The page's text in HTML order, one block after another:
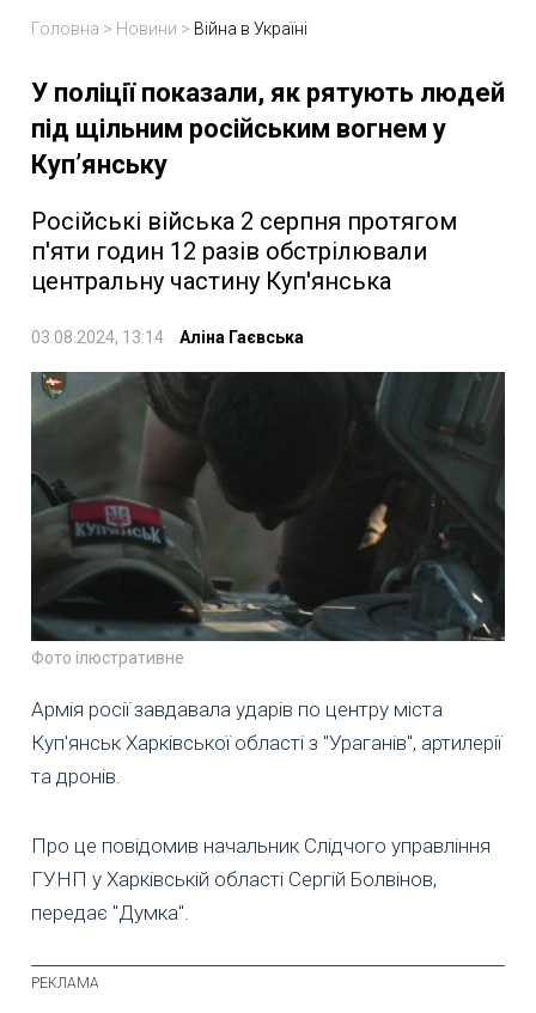
Головна > Новини > Війна в Україні
У поліції показали, як рятують людей
під щільним російським вогнем у
Куп’янську
Російські війська 2 серпня протягом
п'яти годин 12 разів обстрілювали
центральну частину Куп'янська
03.08.2024, 13:14 Аліна Гаєвська
Фото ілюстративне
Армія росії завдавала ударів по центру міста
Куп'янськ Харківської області з "Ураганів", артилерії
та дронів.
Про це повідомив начальник Слідчого управління
ГУНП у Харківській області Сергій Болвінов,
передає "Думка".